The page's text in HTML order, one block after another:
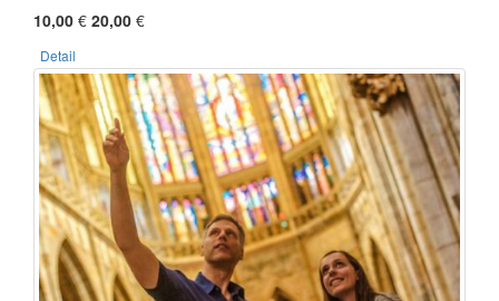
10,00 € 20,00 €
Detail